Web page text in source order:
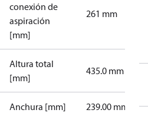
conexión de
aspiración
[mm]
261 mm
Altura total
[mm]
435.0 mm
Anchura [mm] 239.00 mm